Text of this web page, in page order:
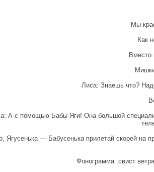
Мы
Как
Лиса: Знаешь что?
А с помощью Бабы Яги! Она большой
Ягусенька — Бабусенька прилетай скорей на
Фонограмма: свист